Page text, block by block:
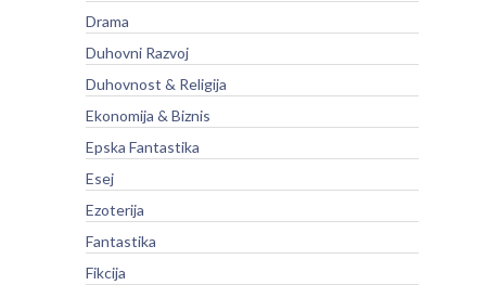
Drama
Duhovni Razvoj
Duhovnost & Religija
Ekonomija & Biznis
Epska Fantastika
Esej
Ezoterija
Fantastika
Fikcija